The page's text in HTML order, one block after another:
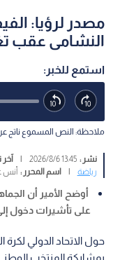
مصدر لرؤيا:
النشامى عقب
استمع للخبر:
ملاحظة: النص المسموع ناتج
نشر :13:45 2026/8/6
|
رياضة
| اسم المحرر :أنس
أوضح الأمير أن
على تأشيرات دخول
حول الاتحاد الدولي لكرة
بمشاركة المنتخب